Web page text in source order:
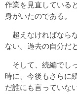
作業を見直している
身がいたのである。
超えなければなら
ない。過去の自分だ
そして、続編でし
時に、今後もさらに
だ誰にも言っていな